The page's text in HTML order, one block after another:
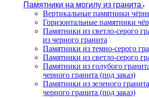
Памятники на могилу из гранита
Вертикальные памятники
Горизонтальные памятники
Памятники из светло-серого
из черного гранита
Памятники из темно-серого
Памятники из светло-серого
Памятники из голубого
черного гранита (под заказ)
Памятники из зеленого
черного гранита (под заказ)